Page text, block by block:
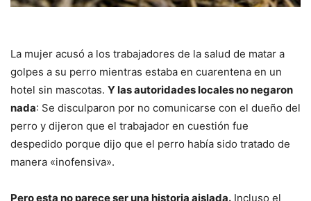
La mujer acusó a los trabajadores de la salud de matar a
golpes a su perro mientras estaba en cuarentena en un
hotel sin mascotas. Y las autoridades locales no negaron
nada: Se disculparon por no comunicarse con el dueño del
perro y dijeron que el trabajador en cuestión fue
despedido porque dijo que el perro había sido tratado de
manera «inofensiva».
Pero esta no parece ser una historia aislada. Incluso el